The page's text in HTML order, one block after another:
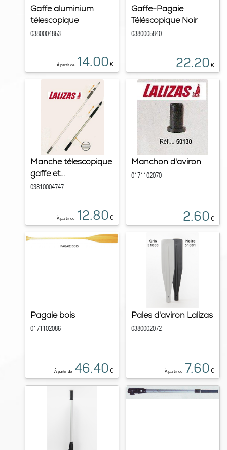
Gaffe aluminium
télescopique
0380004853
À partir de 14.00 €
Gaffe-Pagaie
Téléscopique Noir
0380005840
22.20 €
Manche télescopique
gaffe et...
03810004747
À partir de 12.80 €
Manchon d'aviron
0171102070
2.60 €
Pagaie bois
0171102086
À partir de 46.40 €
Pales d'aviron Lalizas
0380002072
À partir de 7.60 €